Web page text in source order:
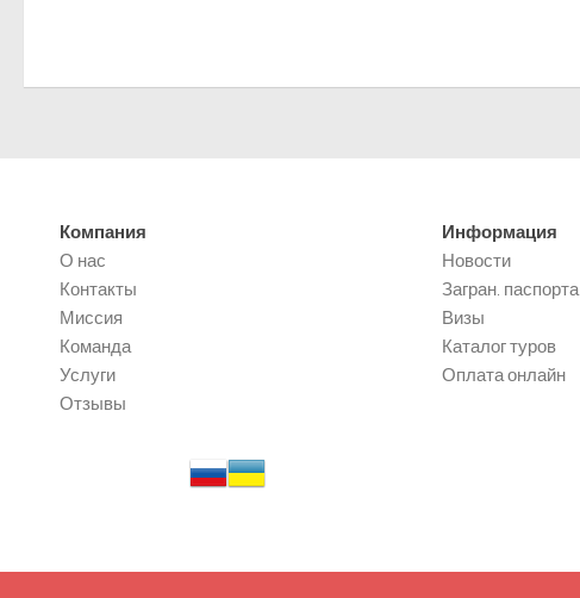
Компания
О нас
Контакты
Миссия
Команда
Услуги
Отзывы
Информация
Новости
Загран. паспорта
Визы
Каталог туров
Оплата онлайн